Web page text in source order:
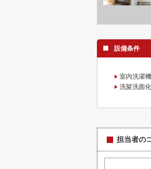
設備条件
室内洗濯
洗髪洗面
担当者の